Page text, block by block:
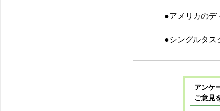
●アメリカのデ
●シングルタス
アンケ
ご意見